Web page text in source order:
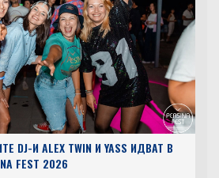
DJ-И ALEX TWIN И YASS ИДВАТ В
FEST 2026